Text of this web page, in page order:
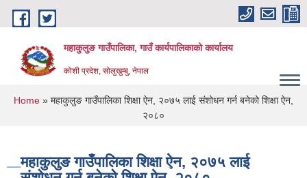
Skip to main content
महाकुलुङ गाउँपालिका, गाउँ कार्यपालिकाको कार्यालय
कोशी प्रदेश, सोलुखुम्बु, नेपाल
You are here
Home » महाकुलुङ गाउँपालिका शिक्षा ऐन, २०७५ लाई संशोधन गर्न बनेको शिक्षा ऐन,
२०८०
महाकुलुङ गाउँपालिका शिक्षा ऐन, २०७५ लाई